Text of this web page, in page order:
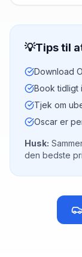
💡Tips til
Download
Book tidligt
Tjek om
Oscar er
Husk:
den bedste